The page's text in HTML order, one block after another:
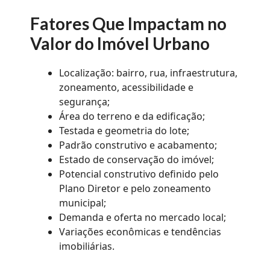
Fatores Que Impactam no
Valor do Imóvel Urbano
Localização: bairro, rua, infraestrutura,
zoneamento, acessibilidade e
segurança;
Área do terreno e da edificação;
Testada e geometria do lote;
Padrão construtivo e acabamento;
Estado de conservação do imóvel;
Potencial construtivo definido pelo
Plano Diretor e pelo zoneamento
municipal;
Demanda e oferta no mercado local;
Variações econômicas e tendências
imobiliárias.